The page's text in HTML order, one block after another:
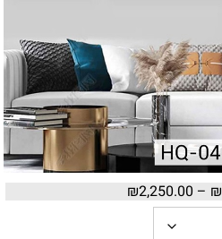
₪
–
₪2,250.00